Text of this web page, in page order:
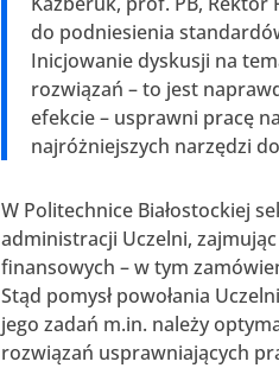
do podniesienia
Inicjowanie dyskusji na
rozwiązań – to jest
efekcie – usprawni pracę
najróżniejszych narzędzi
W Politechnice Białostockiej
administracji Uczelni,
finansowych – w tym
Stąd pomysł powołania
jego zadań m.in. należy
rozwiązań usprawniających